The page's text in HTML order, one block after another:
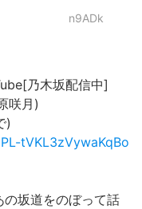
n9ADk
乃木坂配信中]
咲月)
)
tVKL3zVywaKqBo
坂道をのぼって話